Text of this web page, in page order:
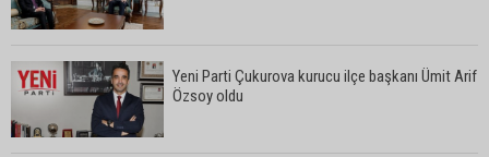
Yeni Parti Çukurova kurucu ilçe başkanı Ümit Arif
Özsoy oldu